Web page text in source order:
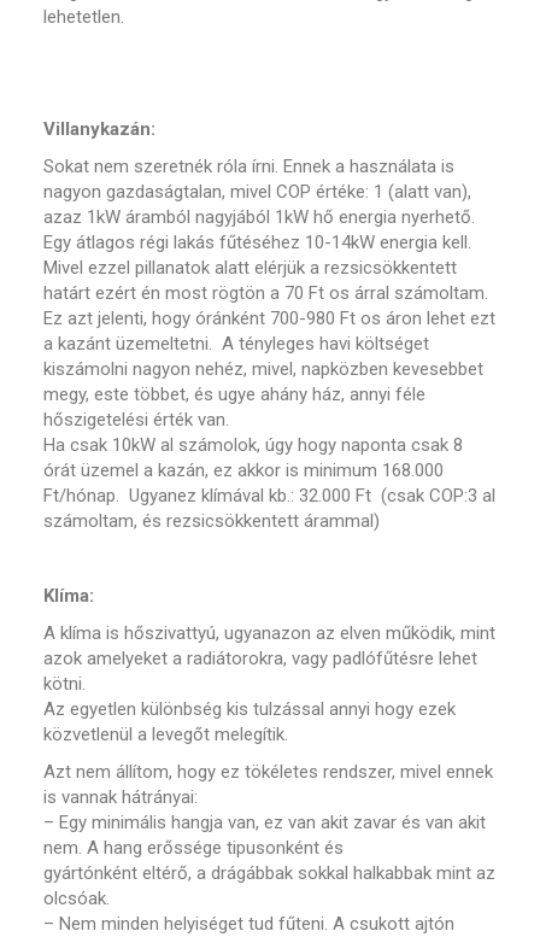
lehetetlen.
Villanykazán:
Sokat nem szeretnék róla írni. Ennek a használata is
nagyon gazdaságtalan, mivel COP értéke: 1 (alatt van),
azaz 1kW áramból nagyjából 1kW hő energia nyerhető.
Egy átlagos régi lakás fűtéséhez 10-14kW energia kell.
Mivel ezzel pillanatok alatt elérjük a rezsicsökkentett
határt ezért én most rögtön a 70 Ft os árral számoltam.
Ez azt jelenti, hogy óránként 700-980 Ft os áron lehet ezt
a kazánt üzemeltetni. A tényleges havi költséget
kiszámolni nagyon nehéz, mivel, napközben kevesebbet
megy, este többet, és ugye ahány ház, annyi féle
hőszigetelési érték van.
Ha csak 10kW al számolok, úgy hogy naponta csak 8
órát üzemel a kazán, ez akkor is minimum 168.000
Ft/hónap. Ugyanez klímával kb.: 32.000 Ft (csak COP:3 al
számoltam, és rezsicsökkentett árammal)
Klíma:
A klíma is hőszivattyú, ugyanazon az elven működik, mint
azok amelyeket a radiátorokra, vagy padlófűtésre lehet
kötni.
Az egyetlen különbség kis tulzással annyi hogy ezek
közvetlenül a levegőt melegítik.
Azt nem állítom, hogy ez tökéletes rendszer, mivel ennek
is vannak hátrányai:
– Egy minimális hangja van, ez van akit zavar és van akit
nem. A hang erőssége tipusonként és
gyártónként eltérő, a drágábbak sokkal halkabbak mint az
olcsóak.
– Nem minden helyiséget tud fűteni. A csukott ajtón